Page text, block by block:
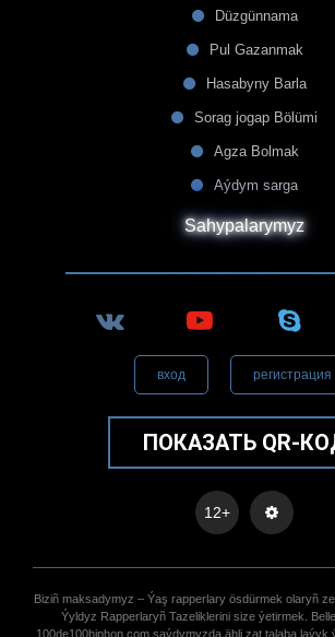
Düzgünnama
Pul Gazanmak
Hasabyny Barla
Sorag jogap Bölümi
Agza Bolmak
Aýdym sarga
Sahypalarymyz
вход регистрация
ПОКАЗАТЬ QR-
12+
Biziñ maksadymyz – Ýaş rapperlary ösdürmek olaryñ
Ýyldyz Rapperlaryñ Tazeliklerini size ýetirmek.
100de100hiphop.com saýdymyzda ähli zat talaba laýyk